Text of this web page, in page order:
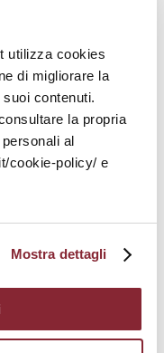
utilizza cookies
di migliorare la
contenuti.
la propria
al
cookie-policy/ e
Mostra dettagli
mesi dalla
L’Ateneo,
per
termine
mesi. La
di una tassa
annuale
comunque